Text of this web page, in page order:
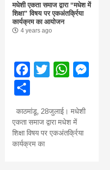
मधेशी एकता समाज द्वारा “मधेश में
शिक्षा” विषय पर एकअंतर्क्रिया
कार्यक्रम का आयोजन
4 years ago
Facebook
Twitter
Share
काठमांडू, 28जुलाई। मधेशी
एकता समाज द्वारा मधेश में
शिक्षा विषय पर एकअंतर्क्रिया
कार्यक्रम का